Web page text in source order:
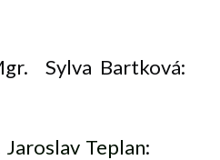
Sylva Bartková:
Teplan: